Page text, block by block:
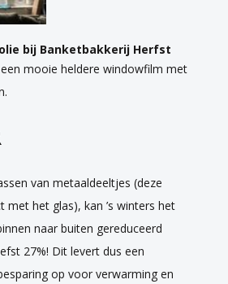
bij Banketbakkerij Herfst
een mooie heldere windowfilm met
van metaaldeeltjes (deze
met het glas), kan ’s winters het
naar buiten gereduceerd
27%! Dit levert dus een
op voor verwarming en